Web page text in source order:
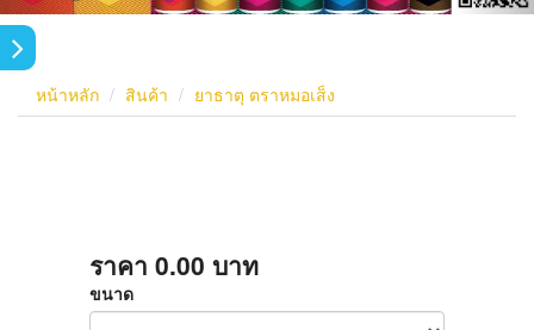
หน้าหลัก สินค้า ยาธาตุ ตราหมอเส็ง
ราคา 0.00 บาท
ขนาด